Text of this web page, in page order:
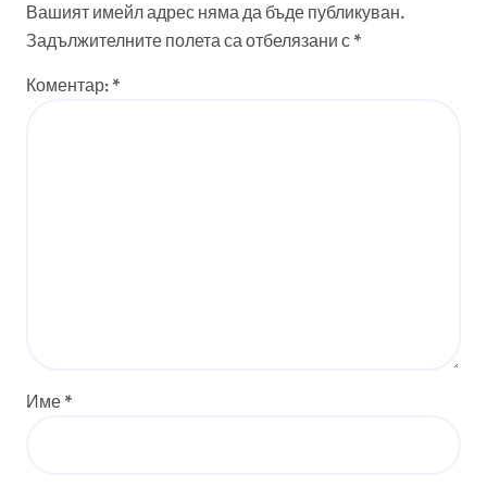
Вашият имейл адрес няма да бъде публикуван.
Задължителните полета са отбелязани с *
Коментар: *
Име *